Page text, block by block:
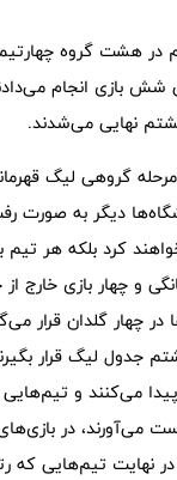
جاری ۳۲ تیم در هشت گروه
شش بازی انجام
نهایی می‌شدند.
دیگر به صورت
کرد بلکه هر
و چهار بازی خارج از
در چهار گلدان قرار
جدول لیگ قرار
می‌کنند و تیم‌هایی
می‌آورند، در